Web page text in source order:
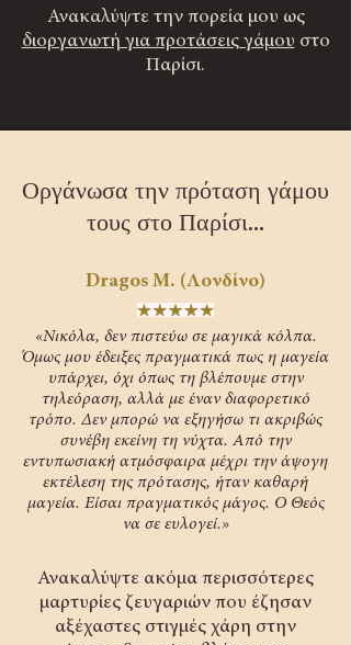
Ανακαλύψτε την πορεία μου ως
διοργανωτή για προτάσεις γάμου στο
Παρίσι.
Οργάνωσα την πρόταση γάμου
τους στο Παρίσι...
Dragos M. (Λονδίνο)
«Νικόλα, δεν πιστεύω σε μαγικά κόλπα.
Όμως μου έδειξες πραγματικά πως η μαγεία
υπάρχει, όχι όπως τη βλέπουμε στην
τηλεόραση, αλλά με έναν διαφορετικό
τρόπο. Δεν μπορώ να εξηγήσω τι ακριβώς
συνέβη εκείνη τη νύχτα. Από την
εντυπωσιακή ατμόσφαιρα μέχρι την άψογη
εκτέλεση της πρότασης, ήταν καθαρή
μαγεία. Είσαι πραγματικός μάγος. Ο Θεός
να σε ευλογεί.»
Ανακαλύψτε ακόμα περισσότερες
μαρτυρίες ζευγαριών που έζησαν
αξέχαστες στιγμές χάρη στην